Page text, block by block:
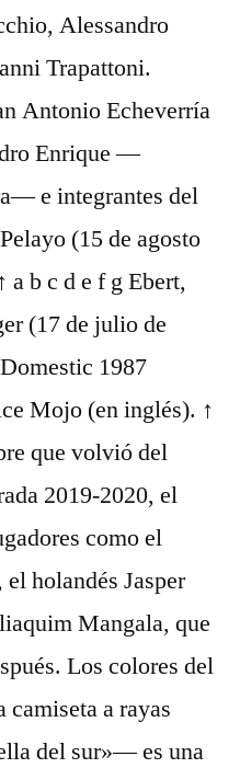
Alessandro
Trapattoni.
Antonio Echeverría
Enrique —
e integrantes del
(15 de agosto
b c d e f g Ebert,
(17 de julio de
1987
Mojo (en inglés). ↑
que volvió del
2019-2020, el
como el
holandés Jasper
Mangala, que
Los colores del
a rayas
del sur»— es una